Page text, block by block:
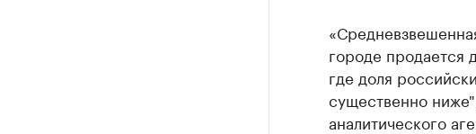
городе продается
где доля
существенно
аналитического